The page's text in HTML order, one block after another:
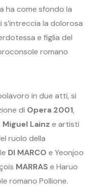
ha come sfondo la
la dolorosa
e figlia del
romano
in due atti, si
di Opera 2001,
Miguel Lainz e artisti
ruolo della
DI MARCO e Yeonjoo
MARRAS e Haruo
romano Pollione.